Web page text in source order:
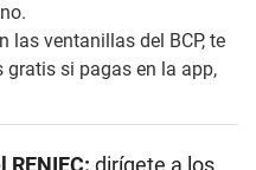
las ventanillas del BCP, te
gratis si pagas en la app,
dirígete a los